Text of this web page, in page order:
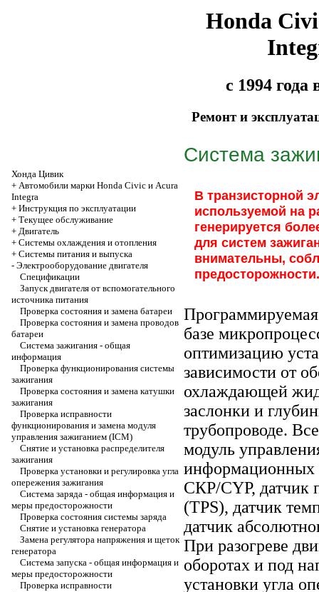
Honda
с 1994 года
Ремонт и
Хонда Цивик
+ Автомобили марки Honda Civic и Acura
Integra
+ Инструкция по эксплуатации
+ Текущее обслуживание
+ Двигатель
+ Системы охлаждения и отопления
+ Системы питания и выпуска
- Электрооборудование двигателя
Спецификации
Запуск двигателя от вспомогательного
источника питания
Проверка состояния и замена батареи
Проверка состояния и замена проводов
батареи
Система зажигания - общая
информация
Проверка функционирования системы
зажигания
Проверка состояния и замена катушки
зажигания
Проверка исправности
функционирования и замена модуля
управления зажиганием (ICM)
Снятие и установка распределителя
зажигания
Проверка установки и регулировка угла
опережения зажигания
Система заряда - общая информация и
меры предосторожности
Проверка состояния системы заряда
Снятие и установка генератора
Замена регулятора напряжения и щеток
генератора
Система запуска - общая информация и
меры предосторожности
Проверка исправности
Система
В транзисторной
используемой на
генерируется
для систем
внимательны,
предосторожности.
базе
оптимизацию
зависимости от
охлаждающей
заслонки и
трубопроводе.
модуль
информационных
СКР/CYP, датчик
(TPS), датчик
датчик
При разогреве
оборотах и под
установки угла